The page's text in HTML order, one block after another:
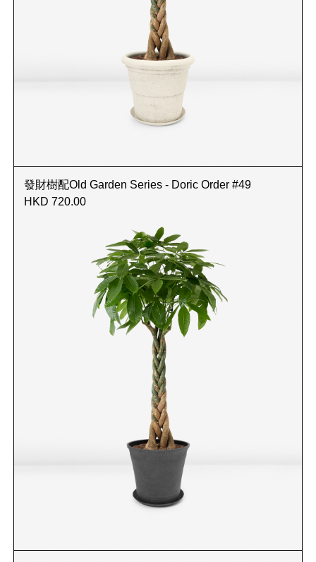
發財樹配Old Garden Series - Doric Order #49
HKD 720.00